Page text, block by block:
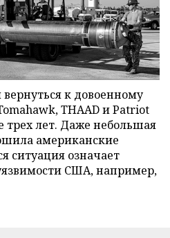
к довоенному
THAAD и Patriot
трех лет. Даже небольшая
американские
ситуация означает
США, например,